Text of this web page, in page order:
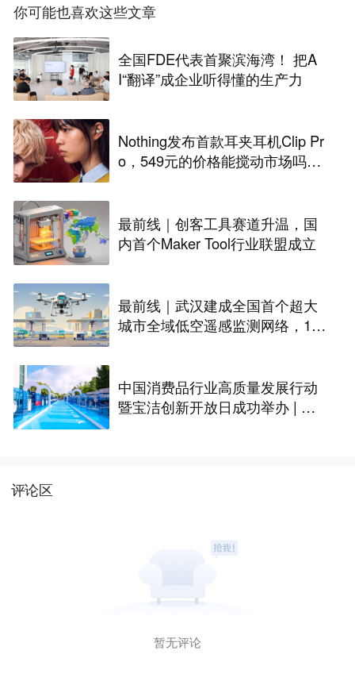
你可能也喜欢这些文章
全国FDE代表首聚滨海湾！ 把A
I“翻译”成企业听得懂的生产力
Nothing发布首款耳夹耳机Clip Pr
o，549元的价格能搅动市场吗？
最前线｜创客工具赛道升温，国
内首个Maker Tool行业联盟成立
最前线｜武汉建成全国首个超大
城市全域低空遥感监测网络，146
中国消费品行业高质量发展行动
暨宝洁创新开放日成功举办 | 最
评论区
暂无评论